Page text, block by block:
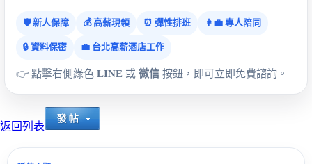
🛡️ 新人保障 💰 高薪現領 ⏰ 彈性排班 👩‍💼 專人陪同
🔒 資料保密 💼 台北高薪酒店工作
👉 點擊右側綠色 LINE 或 微信 按鈕，即可立即免費諮詢。
返回列表